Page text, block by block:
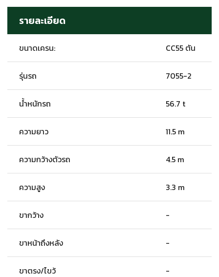
รายละเอียด
ขนาดเครน: CC55 ตัน
รุ่นรถ 7055-2
น้ำหนักรถ 56.7 t
ความยาว 11.5 m
ความกว้างตัวรถ 4.5 m
ความสูง 3.3 m
ขากว้าง -
ขาหน้าถึงหลัง -
ขาตรง/ไขว้ -